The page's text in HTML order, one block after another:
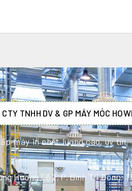
CTY TNHH DV & GP MÁY MÓC
máy in chất lượng cao, uy
Hương Lộ 2, P. Bình Trị Đông,